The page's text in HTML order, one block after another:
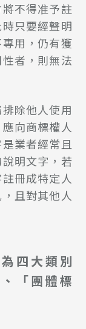
不得准予註
只要經聲明
用，仍有獲
者，則無法
除他人使用
向商標權人
業者經常且
明文字，若
冊成特定人
且對其他人
四大類別
「團體標